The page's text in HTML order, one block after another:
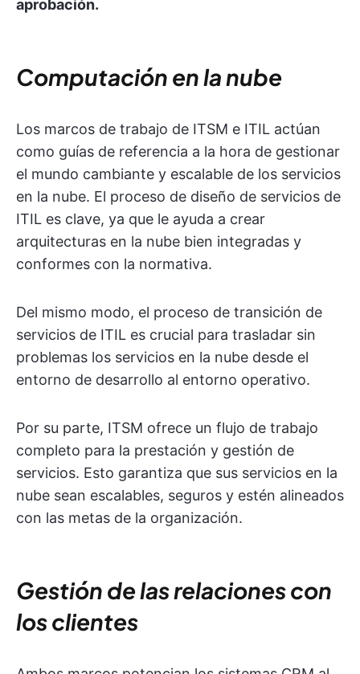
aprobación.
Computación en la nube
Los marcos de trabajo de ITSM e ITIL actúan
como guías de referencia a la hora de gestionar
el mundo cambiante y escalable de los servicios
en la nube. El proceso de diseño de servicios de
ITIL es clave, ya que le ayuda a crear
arquitecturas en la nube bien integradas y
conformes con la normativa.
Del mismo modo, el proceso de transición de
servicios de ITIL es crucial para trasladar sin
problemas los servicios en la nube desde el
entorno de desarrollo al entorno operativo.
Por su parte, ITSM ofrece un flujo de trabajo
completo para la prestación y gestión de
servicios. Esto garantiza que sus servicios en la
nube sean escalables, seguros y estén alineados
con las metas de la organización.
Gestión de las relaciones con
los clientes